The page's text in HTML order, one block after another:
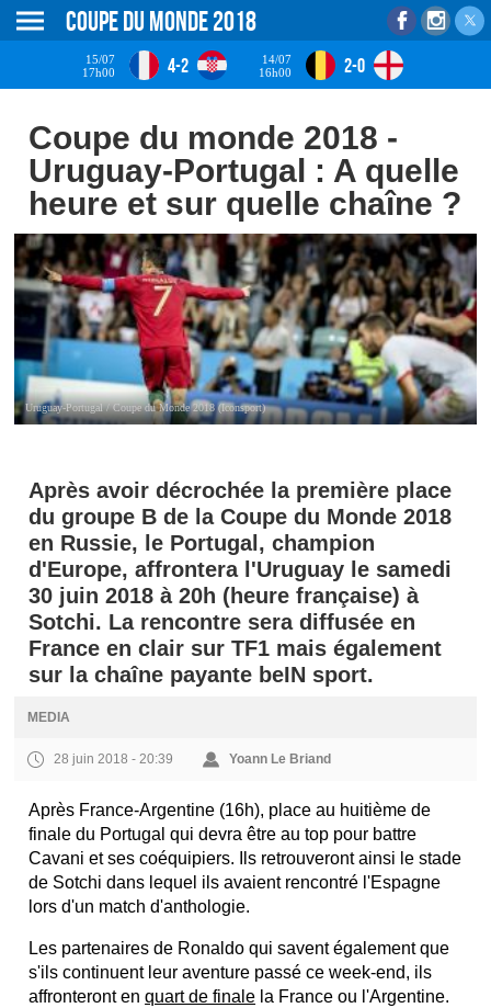
Coupe du monde 2018
15/07
17h00
4-2
14/07
16h00
2-0
Coupe du monde 2018 -
Uruguay-Portugal : A quelle
heure et sur quelle chaîne ?
Uruguay-Portugal / Coupe du Monde 2018 (Iconsport)
Après avoir décrochée la première place
du groupe B de la Coupe du Monde 2018
en Russie, le Portugal, champion
d'Europe, affrontera l'Uruguay le samedi
30 juin 2018 à 20h (heure française) à
Sotchi. La rencontre sera diffusée en
France en clair sur TF1 mais également
sur la chaîne payante beIN sport.
MEDIA
28 juin 2018 - 20:39 Yoann Le Briand
Après France-Argentine (16h), place au huitième de
finale du Portugal qui devra être au top pour battre
Cavani et ses coéquipiers. Ils retrouveront ainsi le stade
de Sotchi dans lequel ils avaient rencontré l'Espagne
lors d'un match d'anthologie.
Les partenaires de Ronaldo qui savent également que
s'ils continuent leur aventure passé ce week-end, ils
affronteront enquart de finale la France ou l'Argentine.